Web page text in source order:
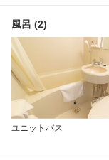
風呂 (2)
ユニットバス